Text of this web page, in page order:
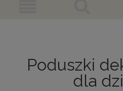
Poduszki
dla